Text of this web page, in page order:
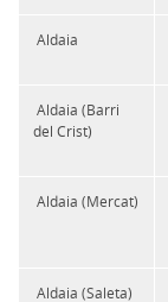
Aldaia
Aldaia (Barri
del Crist)
Aldaia (Mercat)
Aldaia (Saleta)